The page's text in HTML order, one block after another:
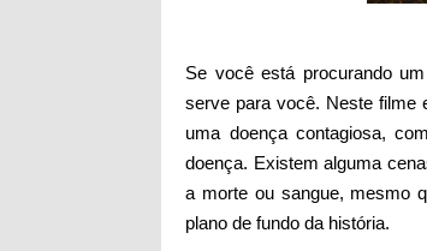
Se você está procurando
serve para você. Neste filme
uma doença contagiosa,
doença. Existem alguma
a morte ou sangue, mesmo
plano de fundo da história.